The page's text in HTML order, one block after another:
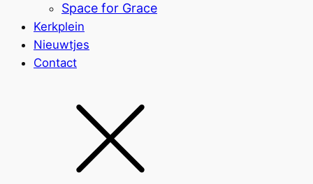
Space for Grace
Kerkplein
Nieuwtjes
Contact